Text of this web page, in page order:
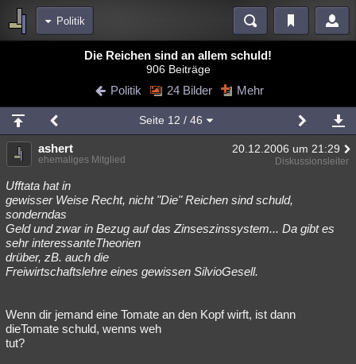
Politik
Blogs Videos
Chat Wiki Neuigkeiten
meine Rubriken
Menschen Mystery Kriminalfälle
Spiritualität
Natur Umfragen
weitere Rubriken
Philosophie Träume
Musik Clash Verbesserungen Allmystery
Übersichten
Die Reichen sind an allem schuld!
906 Beiträge
Politik 24 Bilder Mehr
Seite 12 / 46
ashert 20.12.2006 um 21:29
ehemaliges Mitglied Diskussionsleiter
Ufftata hat in
gewisser Weise Recht, nicht "Die" Reichen sind schuld,
sonderndas
Geld und zwar in Bezug auf das Zinseszinssystem... Da gibt es
sehr interessanteTheorien
drüber, zB. auch die
Freiwirtschaftslehre eines gewissen SilvioGesell.
Wenn dir jemand eine Tomate an den Kopf wirft, ist dann
dieTomate schuld, wenns weh
tut?